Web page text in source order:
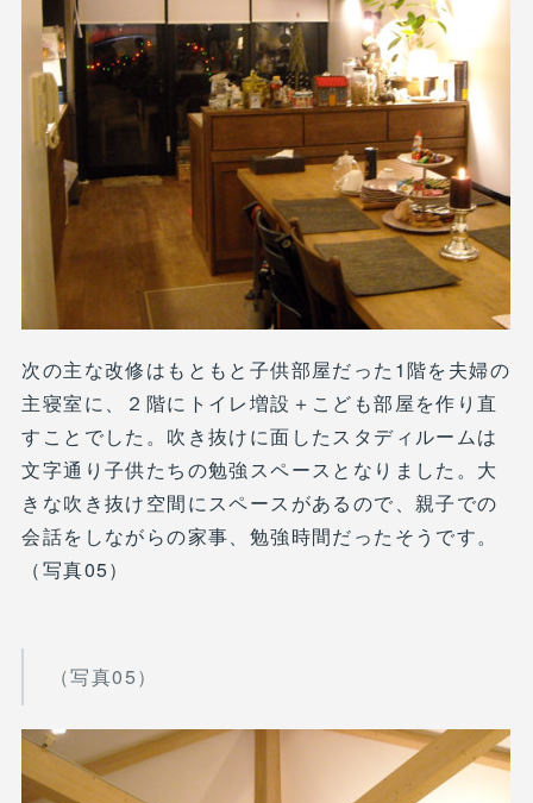
次の主な改修はもともと子供部屋だった1階を夫婦の
主寝室に、２階にトイレ増設＋こども部屋を作り直
すことでした。吹き抜けに面したスタディルームは
文字通り子供たちの勉強スペースとなりました。大
きな吹き抜け空間にスペースがあるので、親子での
会話をしながらの家事、勉強時間だったそうです。
（写真05）
（写真05）